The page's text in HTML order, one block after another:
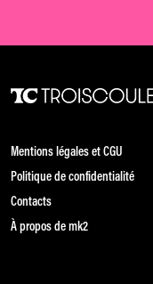
Mentions légales et CGU
Politique de confidentialité
Contacts
À propos de mk2